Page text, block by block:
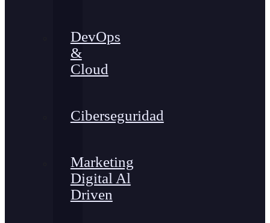
DevOps
&
Cloud
Ciberseguridad
Marketing
Digital Al
Driven